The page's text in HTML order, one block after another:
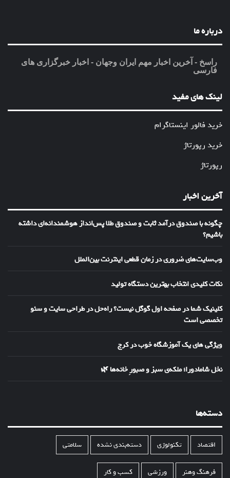
درباره ما
راسخ - آخرین اخبار مهم ایران وجهان - اخبار خبرگزاری های
فارسی
لینک های مفید
خرید فالور اینستاگرام
خرید رپورتاژ
رپورتاژ
آخرین اخبار
چگونه با صندوق درآمد ثابت و صندوق طلا پس‌انداز هوشمندانه‌ای داشته
باشیم؟
وب‌سایت‌های ضروری در زمان قطعی اینترنت بین‌الملل
نکات کلیدی انتخاب بهترین دستگاه تولید
کلینیک شما در صفحه اول گوگل نیست؟ راه‌حل در طراحی سایت و سئو
تخصصی است
ویژگی های یک آموزشگاه خوب در کرج
نخل شامادورا؛ ملکه‌ی سبز و صبورِ خانه‌ها 🌿
دسته‌ها
اقتصاد تکنولوژی دسته‌بندی نشده سلامتی
فرهنگ وهنر ورزشی کسب و کار